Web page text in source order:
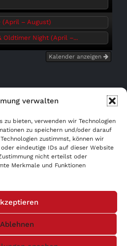
verwalten
zu bieten, verwenden wir Technologien
zu speichern und/oder darauf
zustimmst, können wir
eindeutige IDs auf dieser Website
nicht erteilst oder
Merkmale und Funktionen
Ablehnen
(April – August)
Oldtimer Night (April –...
Kalender anzeigen